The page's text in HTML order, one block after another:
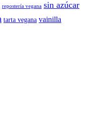
repostería vegana sin azúcar
tarta vegana vainilla